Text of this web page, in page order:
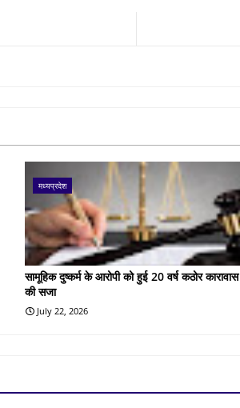
मध्यप्रदेश
सामूहिक दुष्कर्म के आरोपी को हुई 20 वर्ष कठोर कारावास
की सजा
July 22, 2026